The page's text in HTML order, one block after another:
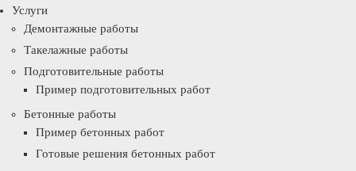
Услуги
Демонтажные работы
Такелажные работы
Подготовительные работы
Пример подготовительных работ
Бетонные работы
Пример бетонных работ
Готовые решения бетонных работ